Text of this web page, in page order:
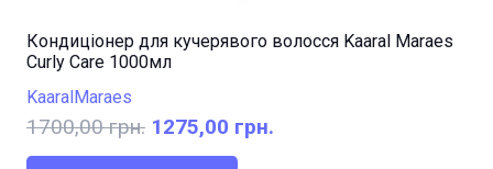
Кондиціонер для кучерявого волосся Kaaral Maraes
Curly Care 1000мл
Kaaral Maraes
1700,00грн. Оригінальна
ціна:
1275,00 грн.